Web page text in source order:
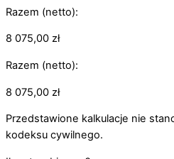
Razem (netto):
8 075,00 zł
Razem (netto):
8 075,00 zł
Przedstawione kalkulacje nie
kodeksu cywilnego.